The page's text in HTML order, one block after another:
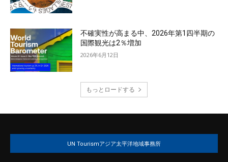
不確実性が高まる中、2026年第1四半期の
国際観光は2％増加
2026年6月12日
もっとロードする
UN Tourismアジア太平洋地域事務所